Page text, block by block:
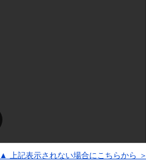
▲ 上記表示されない場合にこちらから ＞